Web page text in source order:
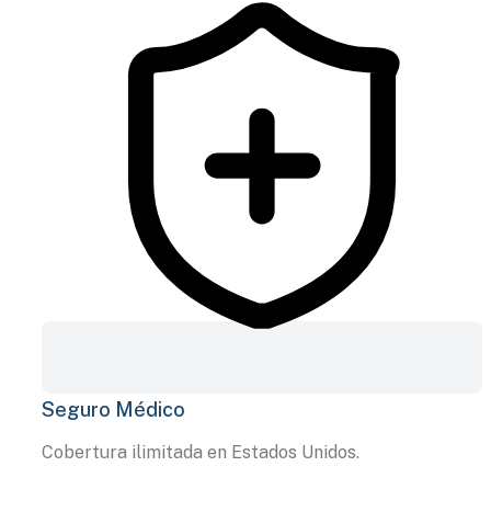
Seguro Médico
Cobertura ilimitada en Estados Unidos.